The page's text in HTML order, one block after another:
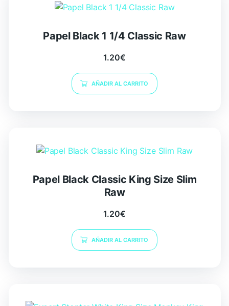
Papel Black 1 1/4 Classic Raw
1.20€
AÑADIR AL CARRITO
Papel Black Classic King Size Slim
Raw
1.20€
AÑADIR AL CARRITO